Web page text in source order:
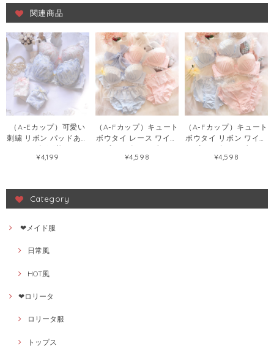
関連商品
（A-Eカップ）可愛い
刺繍 リボン パッドあり
レース 2色 下着 ワイヤ
ー入り ブラ&ショーツ
¥4,199
（A-Fカップ）キュート
ボウタイ レース ワイヤ
ー入り ピンク ブルー
ブラ＆ショーツセット
¥4,598
（A-Fカップ）キュート
ボウタイ リボン ワイヤ
ー入り ピンク ブルー
ブラ＆ショーツセット
¥4,598
Category
❤メイド服
日常風
HOT風
❤ロリータ
ロリータ服
トップス